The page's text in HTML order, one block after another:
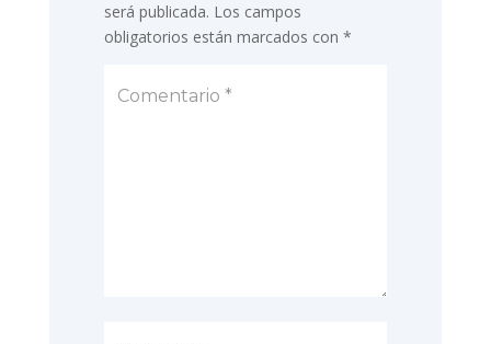
será publicada. Los campos
obligatorios están marcados con *